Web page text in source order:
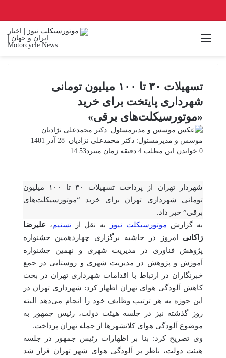
منو
تسهیلات ۳۰ تا ۱۰۰ میلیون تومانی
شهرداری پایتخت برای خرید
«موتورسیکلت‌های برقی»
موسس و مدیرمسئول: دکتر محمدعلی نژادیان ارسال 28 آذر 1401
14:53
0 خواندن این مطلب 4 دقیقه زمان میبرد
شهردار تهران از پرداخت تسهیلات ۳۰ تا ۱۰۰ میلیون
تومانی شهرداری تهران برای خرید “موتورسیکلت‌های
برقی” خبر داد.
به گزارش موتورسیکلت نیوز به نقل ازتسنیم، علیرضا
زاکانی امروز در حاشیه برگزاری چهاردهمین جشنواره
پژوهش فناوری در مدیریت شهری و نهمین جشنواره‌
آموزش و پژوهش در مدیریت شهری و روستایی در جمع
خبرنگاران در ارتباط با اقدامات شهرداری تهران در بحث
کاهش آلودگی هوای تهران اظهار کرد: شهرداری تهران در
این حوزه به هر ترتیب وظایف خود را انجام می‌دهد البته
روز گذشته نیز در جلسه هیئت دولت، رئیس جمهور به
موضوع آلودگی هوای کلانشهرها از جمله تهران پرداخت.
وی تصریح کرد: بنا بر اظهارات رئیس جمهور در جلسه
هیئت دولت، ناظر بر آلودگی هوای شهر تهران قرار شد